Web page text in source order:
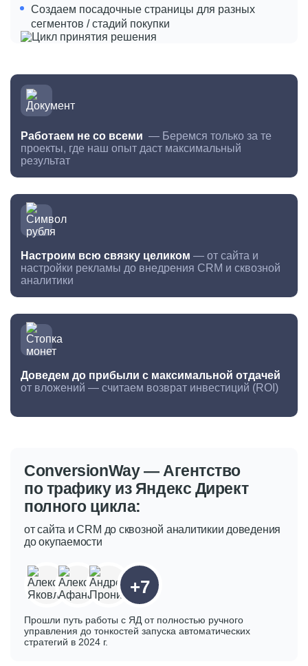
Создаем посадочные страницы для разных
сегментов / стадий покупки
Работаем не со всеми — Беремся только за те
проекты, где наш опыт даст максимальный
результат
Настроим всю связку целиком — от сайта и
настройки рекламы до внедрения CRM и сквозной
аналитики
Доведем до прибыли с максимальной отдачей
от вложений — считаем возврат инвестиций (ROI)
ConversionWay — Агентство
по трафику из Яндекс Директ
полного цикла:
от сайта и CRM до сквозной аналитикии доведения
до окупаемости
+7
Прошли путь работы с ЯД от полностью ручного
управления до тонкостей запуска автоматических
стратегий в 2024 г.